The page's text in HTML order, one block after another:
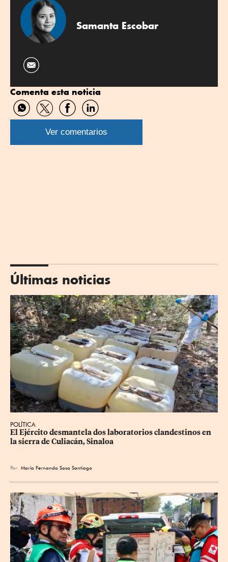
Samanta Escobar
Comenta esta noticia
Compartir
por
WhatsApp
Compartir
por
Twitter
Compartir
por
Facebook
Compartir
por
Linkedin
Ver comentarios
Últimas noticias
POLÍTICA
El Ejército desmantela dos laboratorios clandestinos en
la sierra de Culiacán, Sinaloa
Por María Fernanda Sosa Santiago